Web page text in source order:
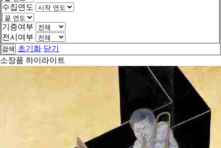
수집연도
기증여부
전시여부
검색 초기화 닫기
소장품 하이라이트